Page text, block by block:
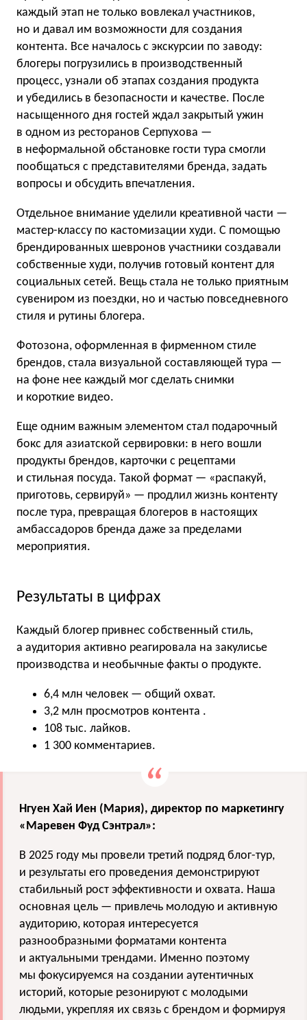
каждый этап не только вовлекал участников,
но и давал им возможности для создания
контента. Все началось с экскурсии по заводу:
блогеры погрузились в производственный
процесс, узнали об этапах создания продукта
и убедились в безопасности и качестве. После
насыщенного дня гостей ждал закрытый ужин
в одном из ресторанов Серпухова —
в неформальной обстановке гости тура смогли
пообщаться с представителями бренда, задать
вопросы и обсудить впечатления.
Отдельное внимание уделили креативной части —
мастер-классу по кастомизации худи. С помощью
брендированных шевронов участники создавали
собственные худи, получив готовый контент для
социальных сетей. Вещь стала не только приятным
сувениром из поездки, но и частью повседневного
стиля и рутины блогера.
Фотозона, оформленная в фирменном стиле
брендов, стала визуальной составляющей тура —
на фоне нее каждый мог сделать снимки
и короткие видео.
Еще одним важным элементом стал подарочный
бокс для азиатской сервировки: в него вошли
продукты брендов, карточки с рецептами
и стильная посуда. Такой формат — «распакуй,
приготовь, сервируй» — продлил жизнь контенту
после тура, превращая блогеров в настоящих
амбассадоров бренда даже за пределами
мероприятия.
Результаты в цифрах
Каждый блогер привнес собственный стиль,
а аудитория активно реагировала на закулисье
производства и необычные факты о продукте.
6,4 млн человек — общий охват.
3,2 млн просмотров контента .
108 тыс. лайков.
1 300 комментариев.
Нгуен Хай Иен (Мария), директор по маркетингу
«Маревен Фуд Сэнтрал»:
В 2025 году мы провели третий подряд блог-тур,
и результаты его проведения демонстрируют
стабильный рост эффективности и охвата. Наша
основная цель — привлечь молодую и активную
аудиторию, которая интересуется
разнообразными форматами контента
и актуальными трендами. Именно поэтому
мы фокусируемся на создании аутентичных
историй, которые резонируют с молодыми
людьми, укрепляя их связь с брендом и формируя